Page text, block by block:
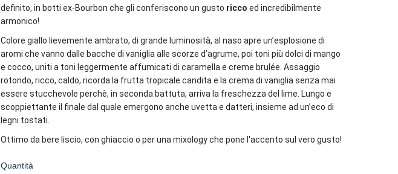
definito, in botti ex-Bourbon che gli conferiscono un gusto ricco ed incredibilmente
armonico!
Colore giallo lievemente ambrato, di grande luminosità, al naso apre un’esplosione di
aromi che vanno dalle bacche di vaniglia alle scorze d’agrume, poi toni più dolci di mango
e cocco, uniti a toni leggermente affumicati di caramella e creme brulée. Assaggio
rotondo, ricco, caldo, ricorda la frutta tropicale candita e la crema di vaniglia senza mai
essere stucchevole perchè, in seconda battuta, arriva la freschezza del lime. Lungo e
scoppiettante il finale dal quale emergono anche uvetta e datteri, insieme ad un’eco di
legni tostati.
Ottimo da bere liscio, con ghiaccio o per una mixology che pone l'accento sul vero gusto!
Quantità